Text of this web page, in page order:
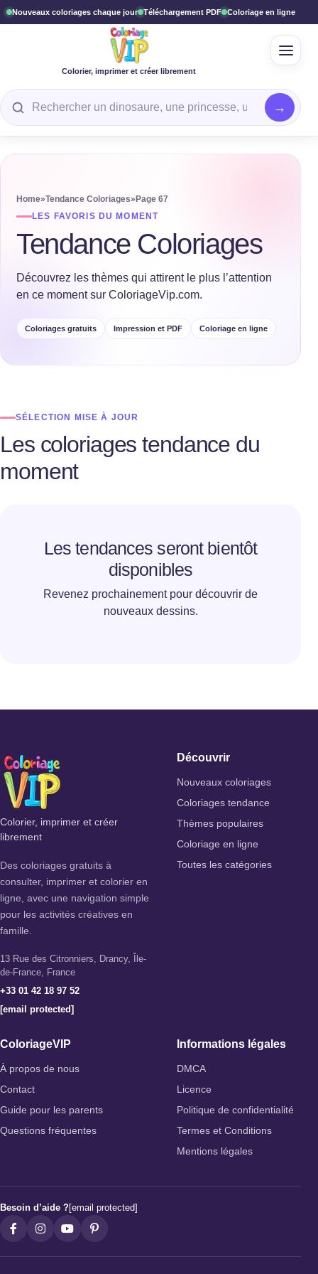
Nouveaux coloriages chaque jour Téléchargement PDF Coloriage en ligne
Colorier, imprimer et créer librement
Rechercher un coloriage
Home»Tendance Coloriages» Page 67
LES FAVORIS DU MOMENT
Tendance Coloriages
Découvrez les thèmes qui attirent le plus l’attention
en ce moment sur ColoriageVip.com.
Coloriages gratuits Impression et PDF Coloriage en ligne
SÉLECTION MISE À JOUR
Les coloriages tendance du
moment
Les tendances seront bientôt
disponibles
Revenez prochainement pour découvrir de
nouveaux dessins.
Colorier, imprimer et créer
librement
Des coloriages gratuits à
consulter, imprimer et colorier en
ligne, avec une navigation simple
pour les activités créatives en
famille.
13 Rue des Citronniers, Drancy, Île-
de-France, France
+33 01 42 18 97 52
[email protected]
Découvrir
Nouveaux coloriages
Coloriages tendance
Thèmes populaires
Coloriage en ligne
Toutes les catégories
ColoriageVIP
À propos de nous
Contact
Guide pour les parents
Questions fréquentes
Informations légales
DMCA
Licence
Politique de confidentialité
Termes et Conditions
Mentions légales
Besoin d’aide ?[email protected]